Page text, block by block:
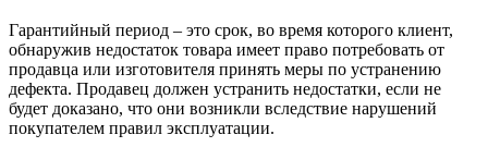
Гарантийный период – это срок, во время которого клиент,
обнаружив недостаток товара имеет право потребовать от
продавца или изготовителя принять меры по устранению
дефекта. Продавец должен устранить недостатки, если не
будет доказано, что они возникли вследствие нарушений
покупателем правил эксплуатации.